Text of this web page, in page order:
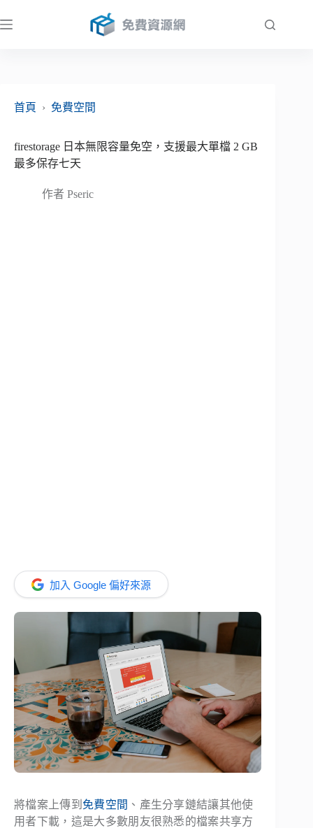
至
首頁
› 免費空間
firestorage 日本無限容量免空，支援最大單檔 2 GB
最多保存七天
作者 Pseric
加入 Google 偏好來源
將檔案上傳到 免費空間 、產生分享鏈結讓其他使
用者下載，這是大多數朋友很熟悉的檔案共享方